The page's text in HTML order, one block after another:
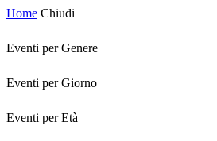
Home Chiudi
Eventi per Genere
Eventi per Giorno
Eventi per Età